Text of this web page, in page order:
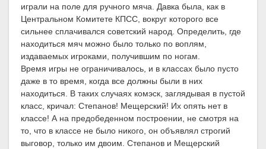
играли на поле для ручного мяча. Давка была, как в
Центральном Комитете КПСС, вокруг которого все
сильнее сплачивался советский народ. Определить, где
находиться мяч можно было только по воплям,
издаваемых игроками, получившим по ногам.
Время игры не ограничивалось, и в классах было пусто
даже в то время, когда все должны были в них
находиться. В таких случаях комэск, заглядывая в пустой
класс, кричал: Степанов! Мещерский! Их опять нет в
классе! А на предобеденном построении, не смотря на
то, что в классе не было никого, он объявлял строгий
выговор, только им двоим. Степанов и Мещерский